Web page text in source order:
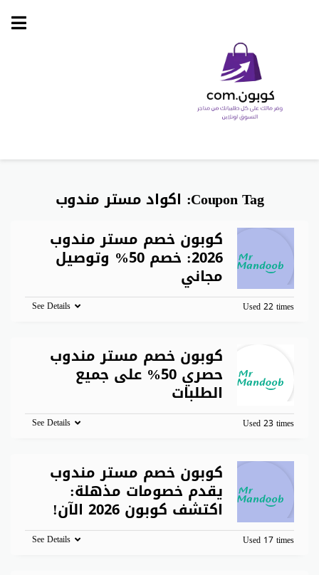
Skip
Coupon Tag: اكواد مستر مندوب
كوبون خصم مستر مندوب
2026: خصم 50% وتوصيل
مجاني
Used 22 times
See Details
كوبون خصم مستر مندوب
حصري 50% على جميع
الطلبات
Used 23 times
See Details
كوبون خصم مستر مندوب
يقدم خصومات مذهلة:
اكتشف كوبون 2026 الآن!
Used 17 times
See Details